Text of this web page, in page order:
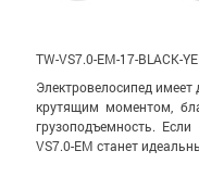
TW-VS7.0-EM-17-BLACK-
Электровелосипед
крутящим моментом,
грузоподъемность.
VS7.0-EM станет